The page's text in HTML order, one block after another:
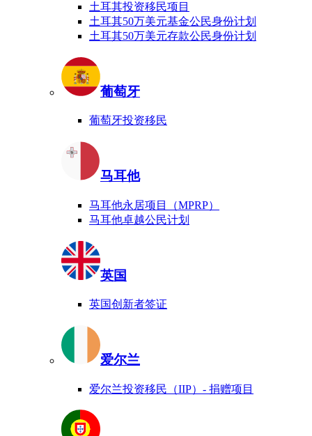
土耳其投资移民项目
土耳其50万美元基金公民身份计划
土耳其50万美元存款公民身份计划
葡萄牙
葡萄牙投资移民
马耳他
马耳他永居项目（MPRP）
马耳他卓越公民计划
英国
英国创新者签证
爱尔兰
爱尔兰投资移民（IIP）- 捐赠项目